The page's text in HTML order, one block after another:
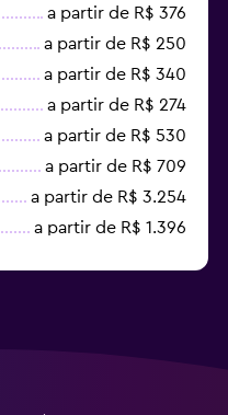
a partir de R$ 376
a partir de R$ 250
a partir de R$ 340
a partir de R$ 274
a partir de R$ 530
a partir de R$ 709
a partir de R$ 3.254
a partir de R$ 1.396